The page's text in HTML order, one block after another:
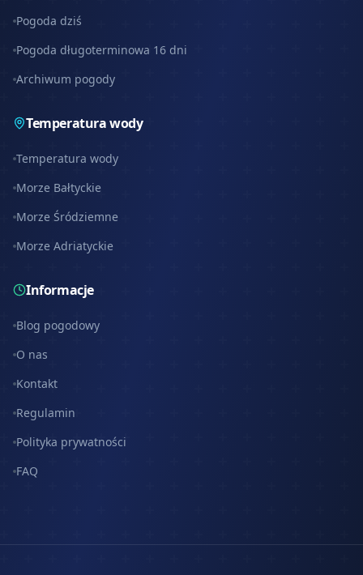
Pogoda dziś
Pogoda długoterminowa 16 dni
Archiwum pogody
Temperatura wody
Temperatura wody
Morze Bałtyckie
Morze Śródziemne
Morze Adriatyckie
Informacje
Blog pogodowy
O nas
Kontakt
Regulamin
Polityka prywatności
FAQ